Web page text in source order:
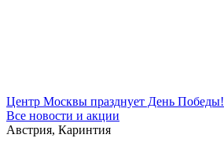
Центр Москвы празднует День Победы!
Все новости и акции
Австрия, Каринтия